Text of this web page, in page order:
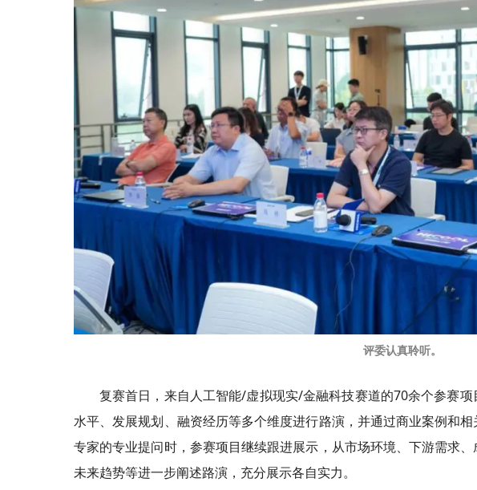
评委认真聆听。
复赛首日，来自人工智能/虚拟现实/金融科技赛道的70余个参赛
水平、发展规划、融资经历等多个维度进行路演，并通过商业案例和
专家的专业提问时，参赛项目继续跟进展示，从市场环境、下游需求
未来趋势等进一步阐述路演，充分展示各自实力。